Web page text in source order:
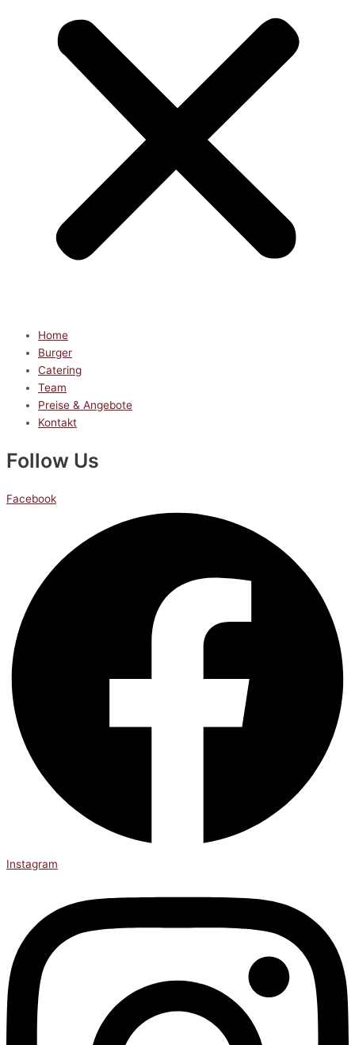
Home
Burger
Catering
Team
Preise & Angebote
Kontakt
Follow Us
Facebook
Instagram